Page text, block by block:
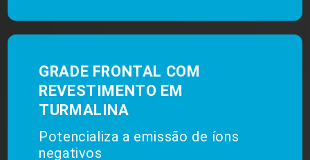
GRADE FRONTAL COM
REVESTIMENTO EM
TURMALINA
Potencializa a emissão de íons
negativos